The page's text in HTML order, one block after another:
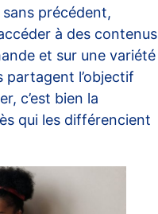
précédent,
à des contenus
et sur une variété
partagent l’objectif
c’est bien la
qui les différencient